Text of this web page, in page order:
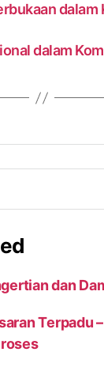
dalam
dalam
dan
Terpadu